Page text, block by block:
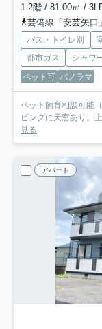
1-2階 / 81.00㎡ /
芸備線「安芸矢口
バス・トイレ別
都市ガス
シャワ
ペット可 パノラマ
ペット飼育相談可能
ビングに天窓あり。
見る
アパート